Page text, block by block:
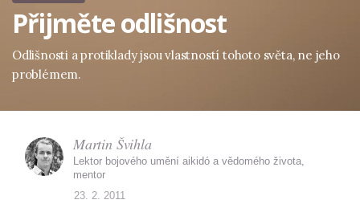
Přijměte odlišnost
Odlišnosti a protiklady jsou vlastností tohoto světa, ne jeho
problémem.
Martin Švihla
Lektor bojového umění aikidó a vědomého života,
mentor
23. 2. 2011